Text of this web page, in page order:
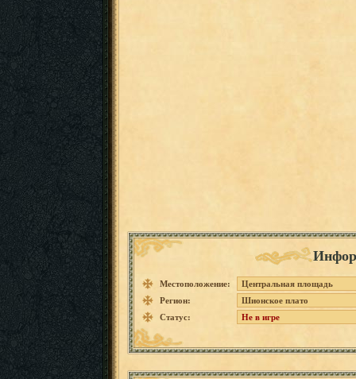
Местоположение:
Центральная площадь
Регион:
Шионское плато
Статус:
Не в игре